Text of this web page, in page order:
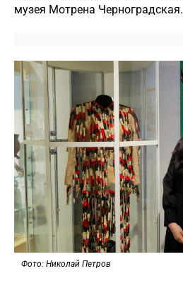
музея Мотрена Черноградская.
Фото: Николай Петров